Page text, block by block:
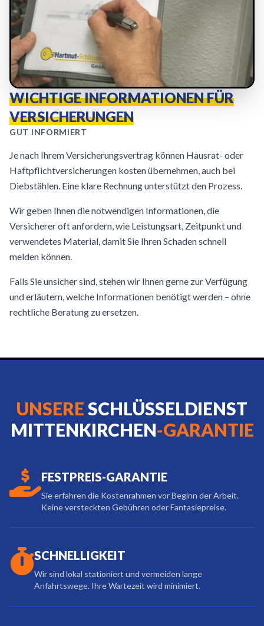
WICHTIGE INFORMATIONEN FÜR
VERSICHERUNGEN
GUT INFORMIERT
Je nach Ihrem Versicherungsvertrag können Hausrat- oder
Haftpflichtversicherungen kosten übernehmen, auch bei
Diebstählen. Eine klare Rechnung unterstützt den Prozess.
Wir geben Ihnen die notwendigen Informationen, die
Versicherer oft anfordern, wie Leistungsart, Zeitpunkt und
verwendetes Material, damit Sie Ihren Schaden schnell
melden können.
Falls Sie unsicher sind, stehen wir Ihnen gerne zur Verfügung
und erläutern, welche Informationen benötigt werden – ohne
rechtliche Beratung zu ersetzen.
UNSERESCHLÜSSELDIENST
MITTENKIRCHEN-GARANTIE
FESTPREIS-GARANTIE
Sie erfahren die Kostenrahmen vor Beginn der Arbeit.
Keine versteckten Gebühren oder Fantasiepreise.
SCHNELLIGKEIT
Wir sind lokal stationiert und vermeiden lange
Anfahrtswege. Ihre Wartezeit wird minimiert.